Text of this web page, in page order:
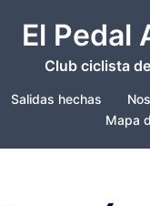
El Pedal
Club ciclista
Salidas hechas
Mapa